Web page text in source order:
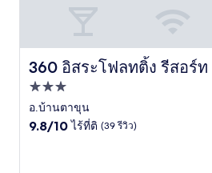
360 อิสระโฟลทติ้ง รีสอร์ท
360 อิสระโฟลทติ้ง รีสอร์ท
ที่พัก
3.0
ดาว
อ.บ้านตาขุน
9.8
9.8/10 ไร้ที่ติ (39 รีวิว)